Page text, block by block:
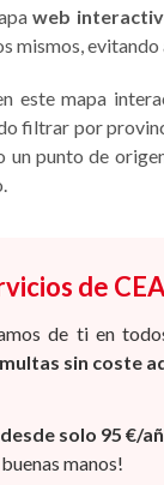
web
mismos,
este mapa
filtrar por
un punto de
de
de ti en
sin coste
solo 95 €/
manos!